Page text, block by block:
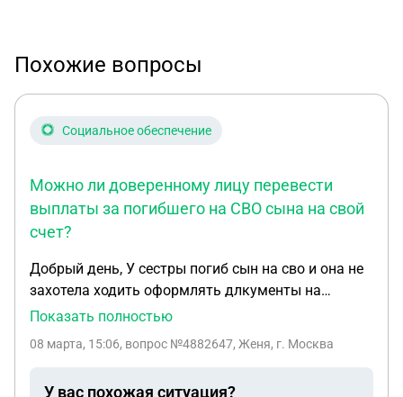
Похожие вопросы
Социальное обеспечение
Можно ли доверенному лицу перевести
выплаты за погибшего на СВО сына на свой
счет?
Добрый день, У сестры погиб сын на сво и она не
захотела ходить оформлять длкументы на
выплаты по состоянию здоровья и сделала на
купила ей квартиру ,остальные деньги положила
Показать полностью
08 марта, 15:06, вопрос №4882647, Женя, г. Москва
У вас похожая ситуация?